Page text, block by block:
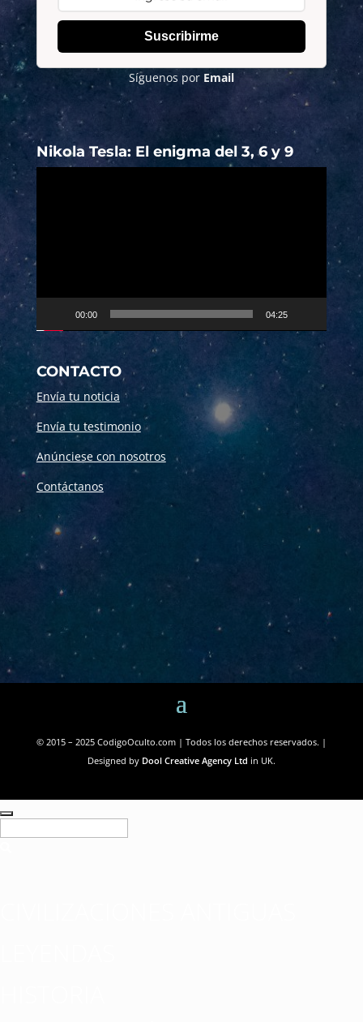
Suscribirme
Síguenos por Email
Nikola Tesla: El enigma del 3, 6 y 9
00:00 04:25
CONTACTO
Envía tu noticia
Envía tu testimonio
Anúnciese con nosotros
Contáctanos
© 2015 – 2025 CodigoOculto.com | Todos los derechos reservados. |
Designed by Dool Creative Agency Ltd in UK.